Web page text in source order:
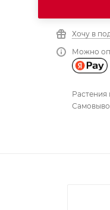
Хочу в
Можно
Растения